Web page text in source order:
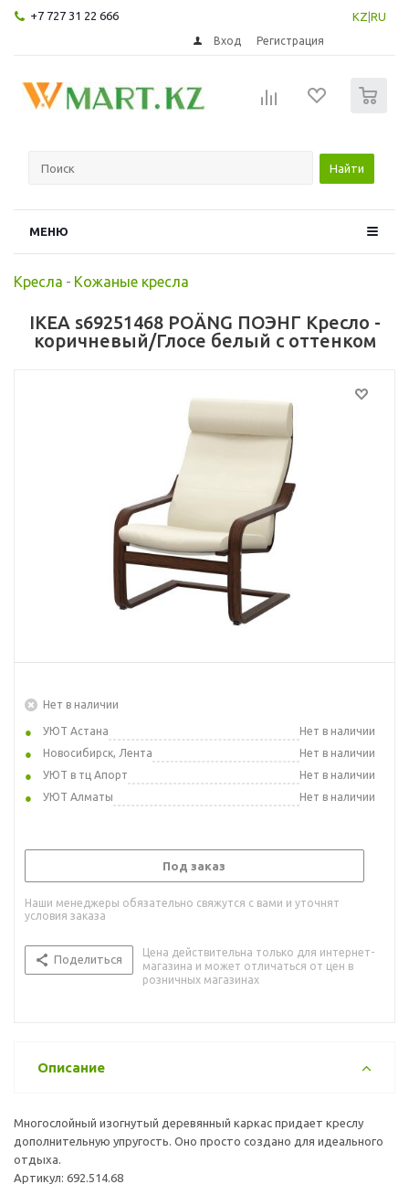
+7 727 31 22 666 KZ RU
Вход Регистрация
Найти
МЕНЮ
Кресла - Кожаные кресла
IKEA s69251468 POÄNG ПОЭНГ Кресло -
коричневый/Глосе белый с оттенком
Нет в наличии
УЮТ Астана
Нет в наличии
Новосибирск, Лента
Нет в наличии
УЮТ в тц Апорт
Нет в наличии
УЮТ Алматы
Нет в наличии
Под заказ
Наши менеджеры обязательно свяжутся с вами и уточнят
условия заказа
Поделиться
Цена действительна только для интернет-
магазина и может отличаться от цен в
розничных магазинах
Описание
Многослойный изогнутый деревянный каркас придает креслу
дополнительную упругость. Оно просто создано для идеального
отдыха.
Артикул: 692.514.68